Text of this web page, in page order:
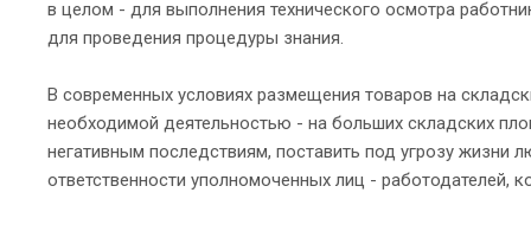
в целом - для выполнения технического осмотра
для проведения процедуры знания.
В современных условиях размещения товаров на
необходимой деятельностью - на больших складских
негативным последствиям, поставить под угрозу
ответственности уполномоченных лиц -